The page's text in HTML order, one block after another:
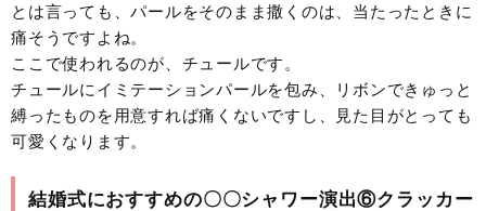
とは言っても、パールをそのまま撒くのは、当たったときに
痛そうですよね。
ここで使われるのが、チュールです。
チュールにイミテーションパールを包み、リボンできゅっと
縛ったものを用意すれば痛くないですし、見た目がとっても
可愛くなります。
結婚式におすすめの〇〇シャワー演出⑥クラッカー